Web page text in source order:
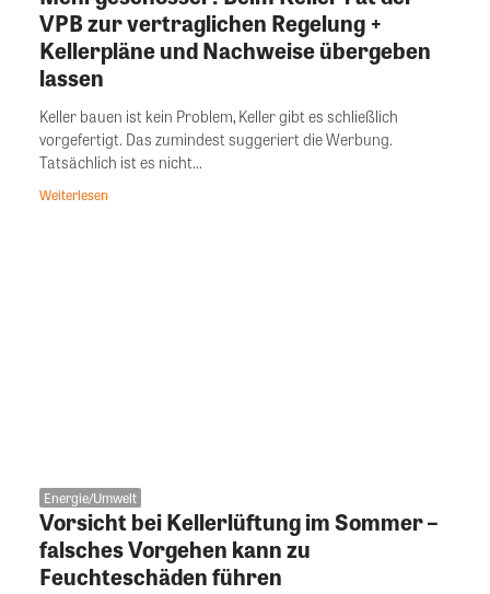
VPB zur vertraglichen Regelung +
Kellerpläne und Nachweise übergeben
lassen
Keller bauen ist kein Problem, Keller gibt es schließlich
vorgefertigt. Das zumindest suggeriert die Werbung.
Tatsächlich ist es nicht...
Weiterlesen
Energie/Umwelt
Vorsicht bei Kellerlüftung im Sommer –
falsches Vorgehen kann zu
Feuchteschäden führen